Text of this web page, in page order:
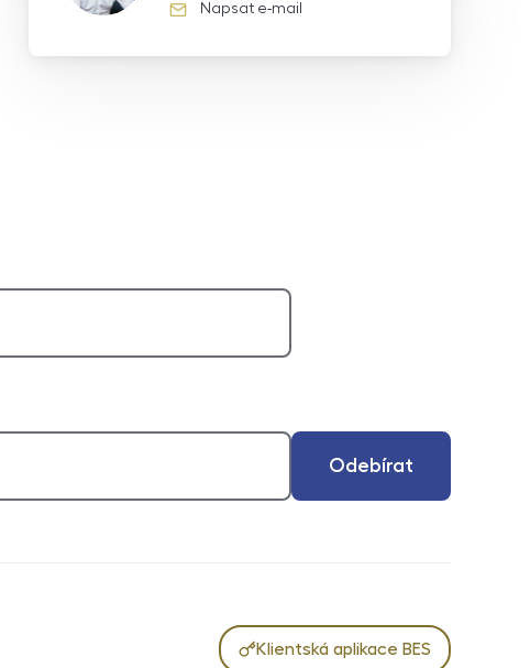
e-mail
Napsat e-mail
Odebírat
Klientská aplikace BES